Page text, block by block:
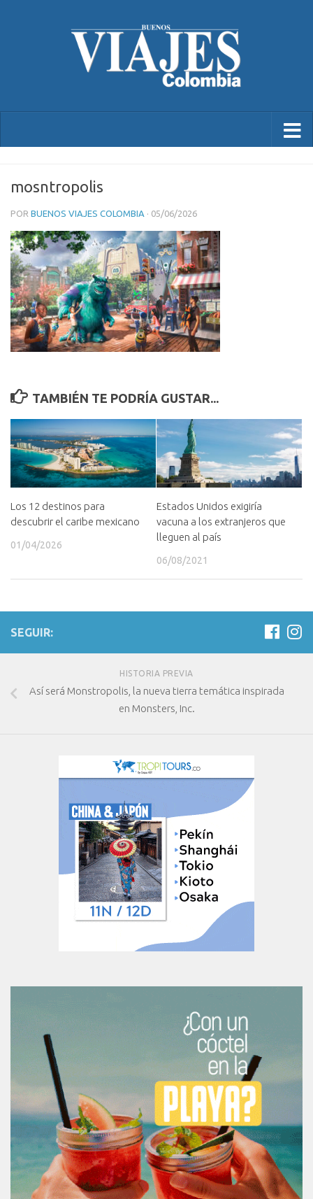
mosntropolis
POR BUENOS VIAJES COLOMBIA · 05/06/2026
TAMBIÉN TE PODRÍA GUSTAR...
Los 12 destinos para
descubrir el caribe mexicano
01/04/2026
Estados Unidos exigiría
vacuna a los extranjeros que
lleguen al país
06/08/2021
SEGUIR:
HISTORIA PREVIA
Así será Monstropolis, la nueva tierra temática inspirada
en Monsters, Inc.